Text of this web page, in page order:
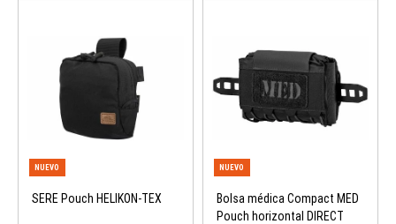
SERE Pouch HELIKON-TEX
Bolsa médica Compact MED
Pouch horizontal DIRECT